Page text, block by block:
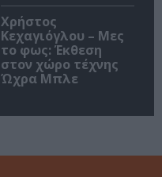
Χρήστος
Κεχαγιόγλου – Μες
το φως: Έκθεση
στον χώρο τέχνης
Ώχρα Μπλε